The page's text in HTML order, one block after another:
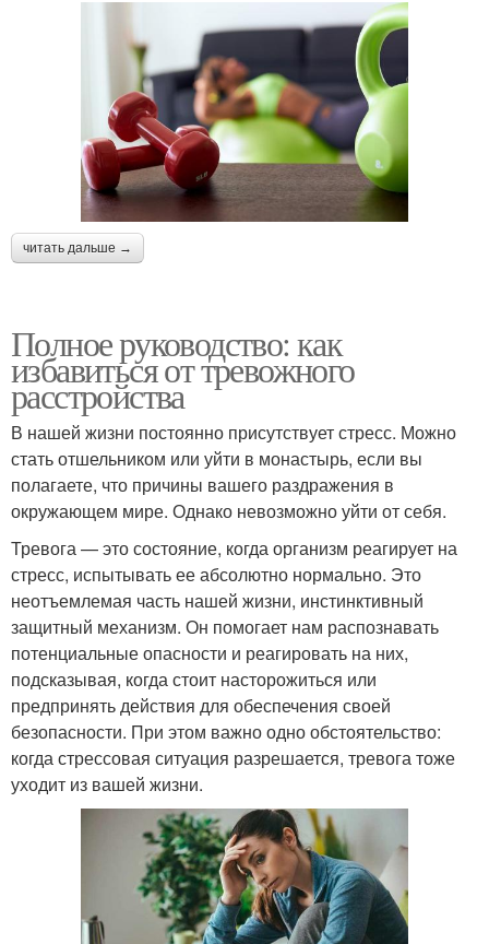
читать дальше →
Полное руководство: как
избавиться от тревожного
расстройства
В нашей жизни постоянно присутствует стресс. Можно
стать отшельником или уйти в монастырь, если вы
полагаете, что причины вашего раздражения в
окружающем мире. Однако невозможно уйти от себя.
Тревога — это состояние, когда организм реагирует на
стресс, испытывать ее абсолютно нормально. Это
неотъемлемая часть нашей жизни, инстинктивный
защитный механизм. Он помогает нам распознавать
потенциальные опасности и реагировать на них,
подсказывая, когда стоит насторожиться или
предпринять действия для обеспечения своей
безопасности. При этом важно одно обстоятельство:
когда стрессовая ситуация разрешается, тревога тоже
уходит из вашей жизни.